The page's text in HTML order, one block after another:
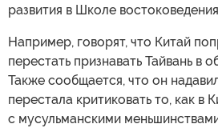
развития в Школе
Например, говорят, что Китай
перестать признавать Тайвань в
Также сообщается, что он
перестала критиковать то, как в
с мусульманскими